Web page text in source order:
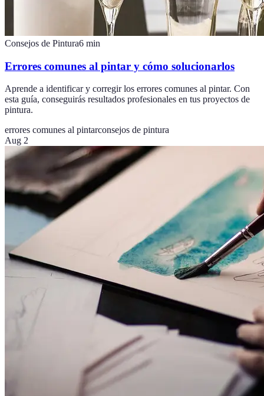
Consejos de Pintura6 min
Errores comunes al pintar y cómo solucionarlos
Aprende a identificar y corregir los errores comunes al pintar. Con
esta guía, conseguirás resultados profesionales en tus proyectos de
pintura.
errores comunes al pintarconsejos de pintura
Aug 2